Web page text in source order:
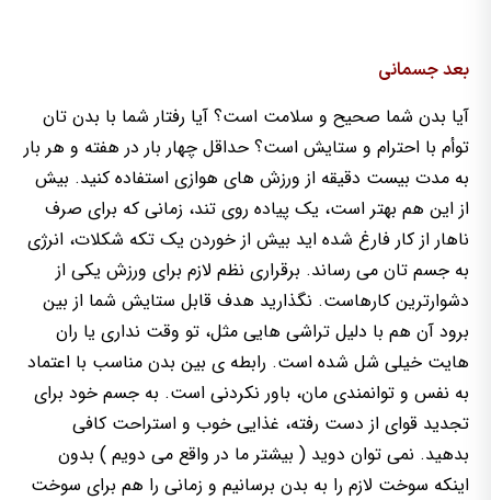
بعد جسمانی
آیا بدن شما صحیح و سلامت است؟ آیا رفتار شما با بدن تان
توأم با احترام و ستایش است؟ حداقل چهار بار در هفته و هر بار
به مدت بیست دقیقه از ورزش های هوازی استفاده کنید. بیش
از این هم بهتر است، یک پیاده روی تند، زمانی که برای صرف
ناهار از کار فارغ شده اید بیش از خوردن یک تکه شکلات، انرژی
به جسم تان می رساند. برقراری نظم لازم برای ورزش یکی از
دشوارترین کارهاست. نگذارید هدف قابل ستایش شما از بین
برود آن هم با دلیل تراشی هایی مثل، تو وقت نداری یا ران
هایت خیلی شل شده است. رابطه ی بین بدن مناسب با اعتماد
به نفس و توانمندی مان، باور نکردنی است. به جسم خود برای
تجدید قوای از دست رفته، غذایی خوب و استراحت کافی
بدهید. نمی توان دوید ( بیشتر ما در واقع می دویم ) بدون
اینکه سوخت لازم را به بدن برسانیم و زمانی را هم برای سوخت